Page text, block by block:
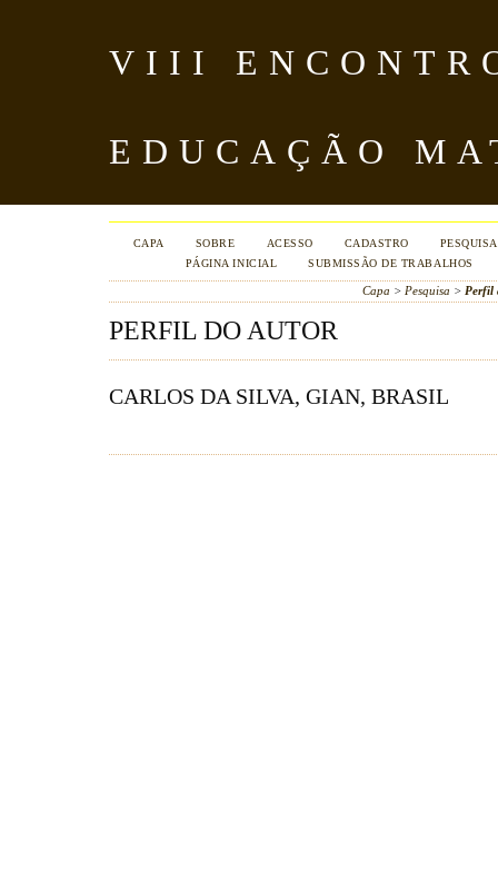
VIII
EDUCAÇÃO
CAPA SOBRE ACESSO CADASTRO
PESQUISA
PÁGINA INICIAL
SUBMISSÃO DE TRABALHOS
Capa > Pesquisa > Perfil
PERFIL DO AUTOR
CARLOS DA SILVA, GIAN, BRASIL